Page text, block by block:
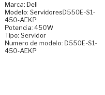
Marca: Dell
Modelo: ServidoresD550E-S1-
450-AEKP
Potencia: 450W
Tipo: Servidor
Numero de modelo: D550E-S1-
450-AEKP